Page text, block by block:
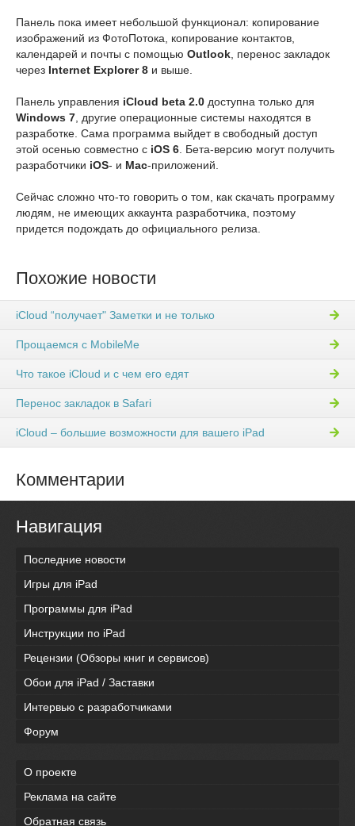
Панель пока имеет небольшой функционал: копирование
изображений из ФотоПотока, копирование контактов,
календарей и почты с помощью Outlook, перенос закладок
через Internet Explorer 8 и выше.
Панель управления iCloud beta 2.0 доступна только для
Windows 7, другие операционные системы находятся в
разработке. Сама программа выйдет в свободный доступ
этой осенью совместно с iOS 6. Бета-версию могут получить
разработчики iOS- и Mac-приложений.
Сейчас сложно что-то говорить о том, как скачать программу
людям, не имеющих аккаунта разработчика, поэтому
придется подождать до официального релиза.
Похожие новости
iCloud “получает" Заметки и не только
Прощаемся с MobileMe
Что такое iCloud и с чем его едят
Перенос закладок в Safari
iCloud – большие возможности для вашего iPad
Комментарии
Навигация
Последние новости
Игры для iPad
Программы для iPad
Инструкции по iPad
Рецензии (Обзоры книг и сервисов)
Обои для iPad / Заставки
Интервью с разработчиками
Форум
О проекте
Реклама на сайте
Обратная связь